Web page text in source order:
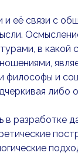
и её связи с
в какой
философы и
либо
в разработке